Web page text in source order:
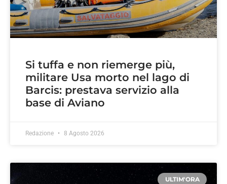
Si tuffa e non riemerge più,
militare Usa morto nel lago di
Barcis: prestava servizio alla
base di Aviano
Redazione 8 Agosto 2026
ULTIM'ORA